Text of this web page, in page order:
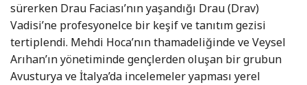
sürerken Drau Faciası’nın yaşandığı Drau (Drav)
Vadisi’ne profesyonelce bir keşif ve tanıtım gezisi
tertiplendi. Mehdi Hoca’nın thamadeliğinde ve Veysel
Arıhan’ın yönetiminde gençlerden oluşan bir grubun
Avusturya ve İtalya’da incelemeler yapması yerel